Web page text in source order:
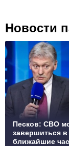
Новости
Песков: СВО
завершиться в
ближайшие